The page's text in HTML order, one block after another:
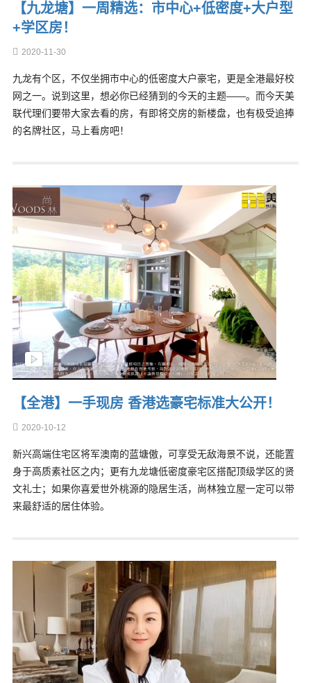
【九龙塘】一周精选：市中心+低密度+大户型
+学区房！
2020-11-30
九龙有个区，不仅坐拥市中心的低密度大户豪宅，更是全港最好校
网之一。说到这里，想必你已经猜到的今天的主题——。而今天美
联代理们要带大家去看的房，有即将交房的新楼盘，也有极受追捧
的名牌社区，马上看房吧！
【全港】一手现房 香港选豪宅标准大公开！
2020-10-12
新兴高端住宅区将军澳南的蓝塘傲，可享受无敌海景不说，还能置
身于高质素社区之内；更有九龙塘低密度豪宅区搭配顶级学区的贤
文礼士；如果你喜爱世外桃源的隐居生活，尚林独立屋一定可以带
来最舒适的居住体验。